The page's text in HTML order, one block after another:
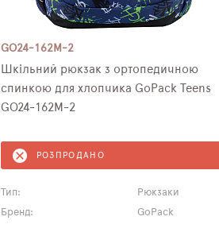
GO24-162M-2
Шкільний рюкзак з ортопедичною
спинкою для хлопчика GoPack Teens
GO24-162M-2
РОЗПРОДАНО
Тип:
Рюкзаки
Бренд:
GoPack